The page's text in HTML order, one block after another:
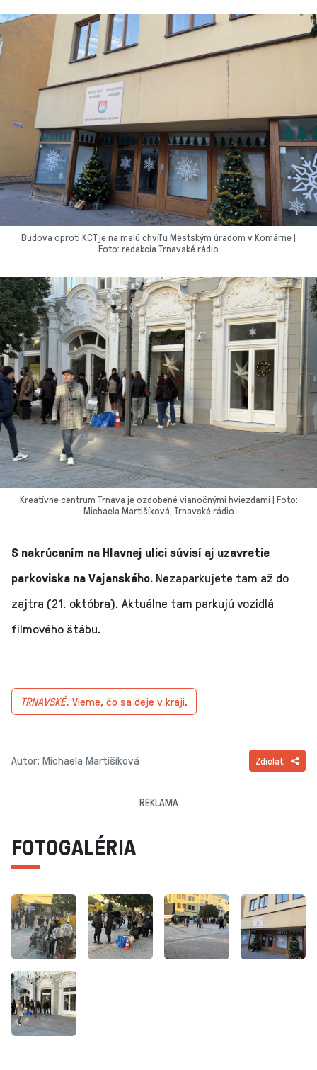
Budova oproti KCT je na malú chvíľu Mestským úradom v Komárne |
Foto: redakcia Trnavské rádio
Kreatívne centrum Trnava je ozdobené vianočnými hviezdami | Foto:
Michaela Martišíková, Trnavské rádio
S nakrúcaním na Hlavnej ulici súvisí aj uzavretie
parkoviska na Vajanského. Nezaparkujete tam až do
zajtra (21. októbra). Aktuálne tam parkujú vozidlá
filmového štábu.
TRNAVSKÉ. Vieme, čo sa deje v kraji.
Autor: Michaela Martišíková Zdielať
REKLAMA
FOTOGALÉRIA